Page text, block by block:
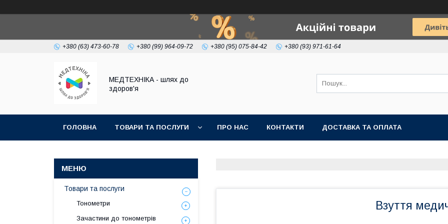
+380 (63) 473-60-78 +380 (99) 964-09-72 +380 (95) 075-84-42 +380 (93) 971-61-64
МЕДТЕХНІКА - шлях до
здоров'я
ГОЛОВНА ТОВАРИ ТА ПОСЛУГИ ПРО НАС КОНТАКТИ ДОСТАВКА ТА ОПЛАТА
Взуття
Товари та послуги
Тонометри
Зачастини до тонометрів